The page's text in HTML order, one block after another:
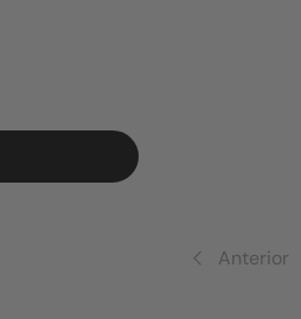
Anterior